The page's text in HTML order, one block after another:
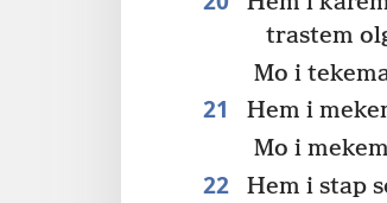
trastem
Mo i
21 Hem i
Mo i
22 Hem i stap